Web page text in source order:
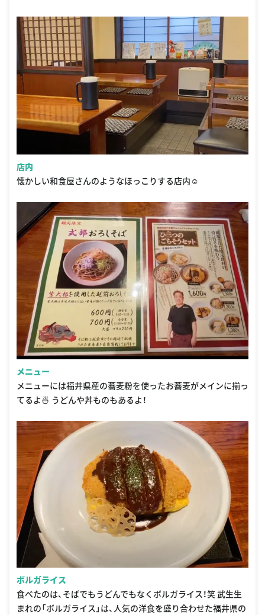
店内
懐かしい和食屋さんのようなほっこりする店内☺️
メニュー
メニューには福井県産の蕎麦粉を使ったお蕎麦がメインに揃っ
てるよ🍜 うどんや丼ものもあるよ！
ボルガライス
食べたのは、そばでもうどんでもなくボルガライス！笑 武生生
まれの「ボルガライス」は、人気の洋食を盛り合わせた福井県の